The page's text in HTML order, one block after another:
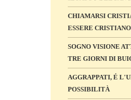
CHIAMARSI
ESSERE CRISTIANO
SOGNO VISIONE
TRE GIORNI DI
AGGRAPPATI, É
POSSIBILITÀ